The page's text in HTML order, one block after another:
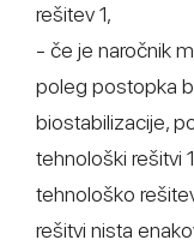
rešitev 1,
- če je naročnik
poleg postopka
biostabilizacije,
tehnološki rešitvi
tehnološko
rešitvi nista